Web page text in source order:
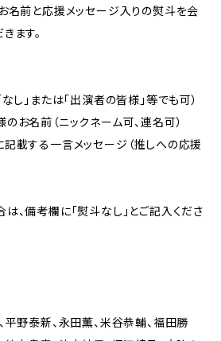
名前と応援メッセージ入りの熨斗を会
ます。
し」または「出演者の皆様」等でも可）
お名前（ニックネーム可、連名可）
載する一言メッセージ（推しへの応援
、備考欄に「熨斗なし」とご記入くださ
平野泰新、永田薫、米谷恭輔、福田勝